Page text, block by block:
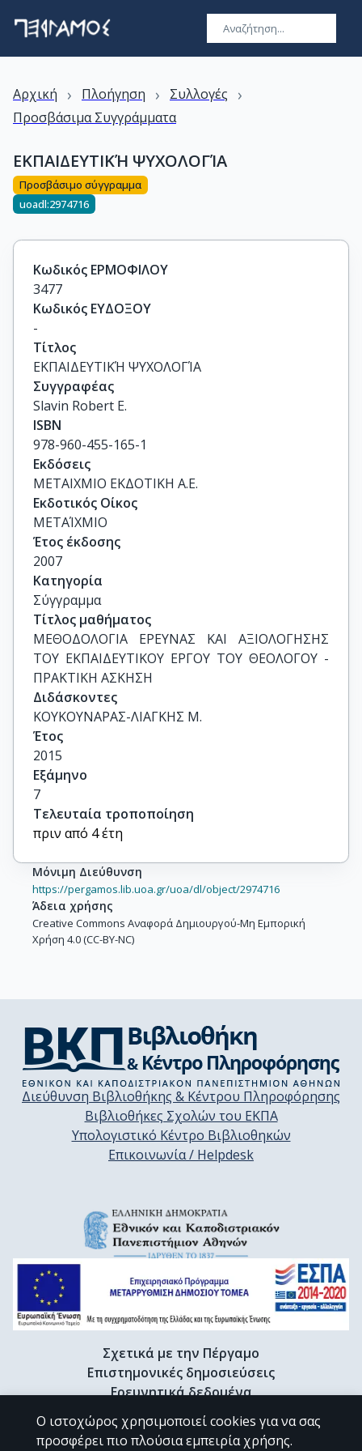
Αρχική › Πλοήγηση › Συλλογές ›
Προσβάσιμα Συγγράμματα
ΕΚΠΑΙΔΕΥΤΙΚΉ ΨΥΧΟΛΟΓΊΑ
Προσβάσιμο σύγγραμμα
uoadl:2974716
Κωδικός ΕΡΜΟΦΙΛΟΥ
3477
Κωδικός ΕΥΔΟΞΟΥ
-
Τίτλος
ΕΚΠΑΙΔΕΥΤΙΚΉ ΨΥΧΟΛΟΓΊΑ
Συγγραφέας
Slavin Robert E.
ISBN
978-960-455-165-1
Εκδόσεις
ΜΕΤΑΙΧΜΙΟ ΕΚΔΟΤΙΚΗ Α.Ε.
Εκδοτικός Οίκος
ΜΕΤΑΊΧΜΙΟ
Έτος έκδοσης
2007
Κατηγορία
Σύγγραμμα
Τίτλος μαθήματος
ΜΕΘΟΔΟΛΟΓΙΑ ΕΡΕΥΝΑΣ ΚΑΙ ΑΞΙΟΛΟΓΗΣΗΣ
ΤΟΥ ΕΚΠΑΙΔΕΥΤΙΚΟΥ ΕΡΓΟΥ ΤΟΥ ΘΕΟΛΟΓΟΥ -
ΠΡΑΚΤΙΚΗ ΑΣΚΗΣΗ
Διδάσκοντες
ΚΟΥΚΟΥΝΑΡΑΣ-ΛΙΑΓΚΗΣ Μ.
Έτος
2015
Εξάμηνο
7
Τελευταία τροποποίηση
πριν από 4 έτη
Μόνιμη Διεύθυνση
https://pergamos.lib.uoa.gr/uoa/dl/object/2974716
Άδεια χρήσης
Creative Commons Αναφορά Δημιουργού-Μη Εμπορική
Χρήση 4.0 (CC-BY-NC)
Διεύθυνση Βιβλιοθήκης & Κέντρου Πληροφόρησης
Βιβλιοθήκες Σχολών του ΕΚΠΑ
Υπολογιστικό Κέντρο Βιβλιοθηκών
Επικοινωνία / Helpdesk
Σχετικά με την Πέργαμο
Επιστημονικές δημοσιεύσεις
Ερευνητικά δεδομένα
Διδακτορικές διατριβές & Γκρίζα βιβλιογραφία
Προφίλ Ερευνητή
Ο ιστοχώρος χρησιμοποιεί cookies για να σας
προσφέρει πιο πλούσια εμπειρία χρήσης.